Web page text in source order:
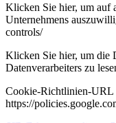
Klicken Sie hier, um auf
Unternehmens
controls/
Klicken Sie hier, um die
Datenverarbeiters zu
Cookie-Richtlinien-URL
https://